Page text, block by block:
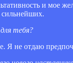
и мое
тебя?
Я не отдаю